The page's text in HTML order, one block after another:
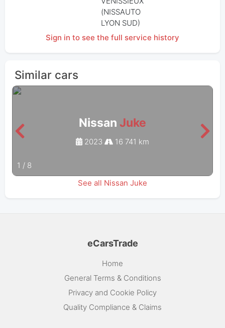
(NISSAUTO
LYON SUD)
Sign in to see the full service history
Similar cars
Nissan Juke
2023 16 741 km
1 / 8
See all Nissan Juke
eCarsTrade
Home
General Terms & Conditions
Privacy and Cookie Policy
Quality Compliance & Claims